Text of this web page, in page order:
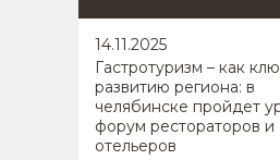
14.11.2025
Гастротуризм – как
развитию региона: в
челябинске пройдет
форум рестораторов и
отельеров